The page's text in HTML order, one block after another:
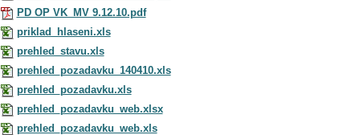
PD OP VK_MV 9.12.10.pdf
priklad_hlaseni.xls
prehled_stavu.xls
prehled_pozadavku_140410.xls
prehled_pozadavku.xls
prehled_pozadavku_web.xlsx
prehled_pozadavku_web.xls